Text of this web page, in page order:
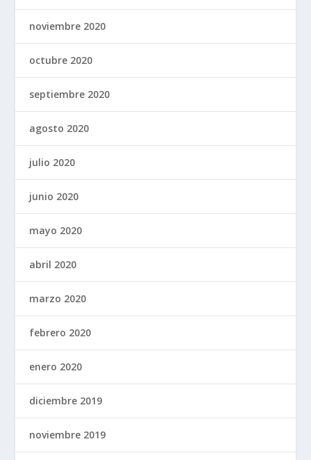
noviembre 2020
octubre 2020
septiembre 2020
agosto 2020
julio 2020
junio 2020
mayo 2020
abril 2020
marzo 2020
febrero 2020
enero 2020
diciembre 2019
noviembre 2019